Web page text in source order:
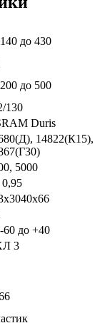
до 430
до 500
130
Duris
14822(К15),
5000
60 до +40
3